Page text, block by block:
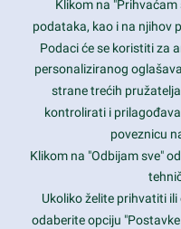
Contact Info
1600 Amphitheatre
prothemes.net@gmail.com
Daily: 9:00 am - 6:00 pm
Sunday: Closed
Klikom na
podataka, kao i na njihov
Podaci će se koristiti za
personaliziranog
strane trećih
kontrolirati i
poveznicu
Klikom na "Odbijam sve"
Ukoliko želite prihvatiti
odaberite opciju